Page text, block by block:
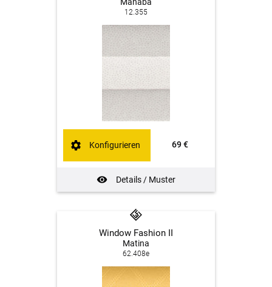
12.355
69 €
Details / Muster
Konfigurieren
Window Fashion II
Matina
62.408e